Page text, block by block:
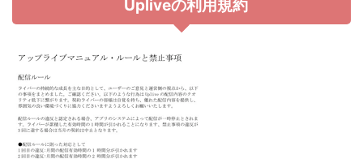
Upliveの利用規約